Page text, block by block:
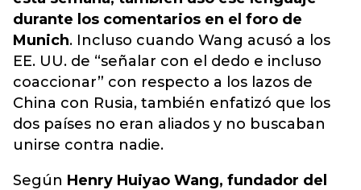
durante los comentarios en el foro de
Munich. Incluso cuando Wang acusó a los
EE. UU. de “señalar con el dedo e incluso
coaccionar” con respecto a los lazos de
China con Rusia, también enfatizó que los
dos países no eran aliados y no buscaban
unirse contra nadie.
Según Henry Huiyao Wang, fundador del